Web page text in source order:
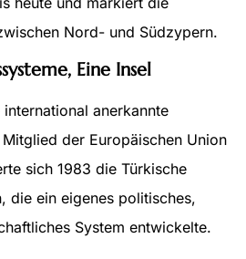
Nord- und Südzypern.
Eine Insel
anerkannte
der Europäischen Union
sich 1983 die Türkische
die ein eigenes politisches,
System entwickelte.